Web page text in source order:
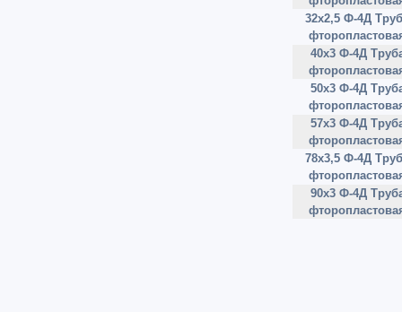
32х2,5 Ф-4Д
40х3 Ф-4Д
50х3 Ф-4Д
57х3 Ф-4Д
78х3,5 Ф-4Д
90х3 Ф-4Д